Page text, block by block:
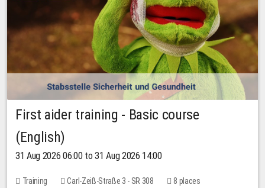
First aider training - Basic course
(English)
31 Aug 2026 06:00 to 31 Aug 2026 14:00
Training Carl-Zeiß-Straße 3 - SR 308 8 places